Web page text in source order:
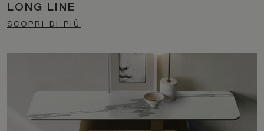
LONG LINE
SCOPRI DI PIÙ